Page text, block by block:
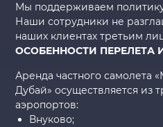
Мы поддерживаем
Наши сотрудники не
наших клиентах третьим
ОСОБЕННОСТИ ПЕРЕЛЕТА
Аренда частного самолета
Дубай» осуществляется из
аэропортов:
Внуково;